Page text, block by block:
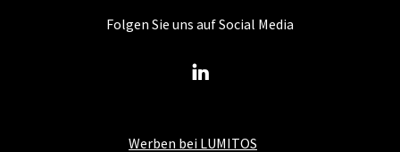
Werben bei LUMITOS
Folgen Sie uns auf Social Media